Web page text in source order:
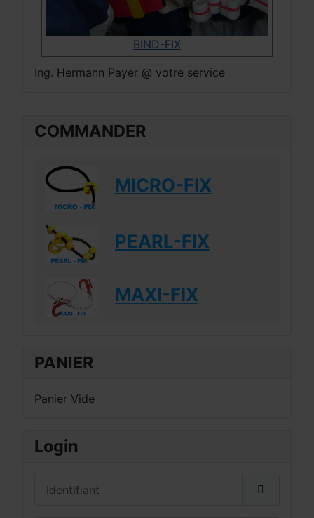
COMMANDER
MICRO-FIX
PEARL-FIX
MAXI-FIX
PANIER
Panier Vide
Login
BIND-FIX
Ing. Hermann Payer @ votre service